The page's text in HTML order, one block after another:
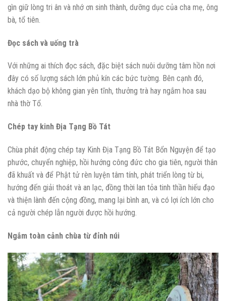
gìn giữ lòng tri ân và nhớ ơn sinh thành, dưỡng dục của cha mẹ, ông
bà, tổ tiên.
Đọc sách và uống trà
Với những ai thích đọc sách, đặc biệt sách nuôi dưỡng tâm hồn nơi
đây có số lượng sách lớn phủ kín các bức tường. Bên cạnh đó,
khách dạo bộ không gian yên tĩnh, thưởng trà hay ngắm hoa sau
nhà thờ Tổ.
Chép tay kinh Địa Tạng Bồ Tát
Chùa phát động chép tay Kinh Địa Tạng Bồ Tát Bổn Nguyện để tạo
phước, chuyển nghiệp, hồi hướng công đức cho gia tiên, người thân
đã khuất và để Phật tử rèn luyện tâm tính, phát triển lòng từ bi,
hướng đến giải thoát và an lạc, đồng thời lan tỏa tinh thần hiếu đạo
và thiện lành đến cộng đồng, mang lại bình an, và có lợi ích lớn cho
cả người chép lẫn người được hồi hướng.
Ngắm toàn cảnh chùa từ đỉnh núi